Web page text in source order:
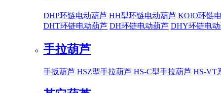
DHP环链电动葫芦 HH型环链电动葫芦 KOIO环链
DHT环链电动葫芦 DH环链电动葫芦 DHY环链电
手拉葫芦
手扳葫芦 HSZ型手拉葫芦 HS-C型手拉葫芦 HS-VT